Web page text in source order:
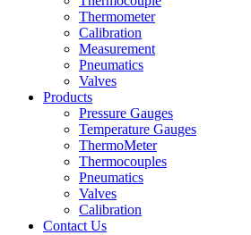
Thermometer
Calibration
Measurement
Pneumatics
Valves
Products
Pressure Gauges
Temperature Gauges
ThermoMeter
Thermocouples
Pneumatics
Valves
Calibration
Contact Us